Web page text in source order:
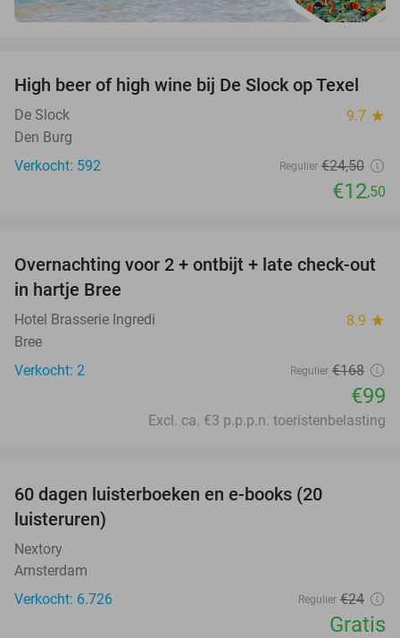
49%
High beer of high wine bij De Slock op Texel
De Slock 9.7 star
Den Burg
Verkocht: 592
Regulier €24,50
€12,50
41%
TODAY
Overnachting voor 2 + ontbijt + late check-out
in hartje Bree
Hotel Brasserie Ingredi 8.9 star
Bree
Verkocht: 2
Regulier €168
€99
Excl. ca. €3 p.p.p.n. toeristenbelasting
60 dagen luisterboeken en e-books (20
luisteruren)
Nextory
Amsterdam
Verkocht: 6.726
Regulier €24
Gratis